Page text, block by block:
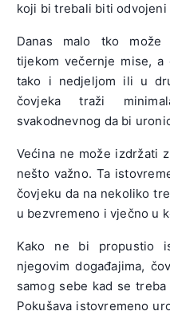
koji bi trebali biti odvojeni
Danas malo tko može
tijekom večernje mise,
tako i nedjeljom ili u
čovjeka traži
svakodnevnog da bi
Većina ne može izdržati
nešto važno. Ta
čovjeku da na nekoliko
u bezvremeno i vječno u
Kako ne bi propustio
njegovim događajima,
samog sebe kad se
Pokušava istovremeno